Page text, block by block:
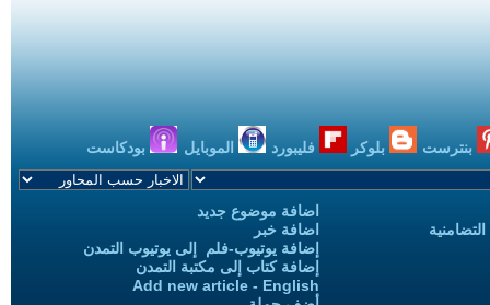
بنترست بلوكر فليبورد الموبايل بودكاست
اضافة موضوع جديد
اضافة خبر
إضافة يوتيوب-فلم إلى يوتيوب التمدن
إضافة كتاب إلى مكتبة التمدن
Add new article - English